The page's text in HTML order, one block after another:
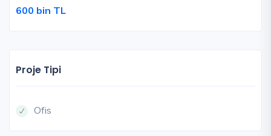
600 bin TL
Proje Tipi
Ofis